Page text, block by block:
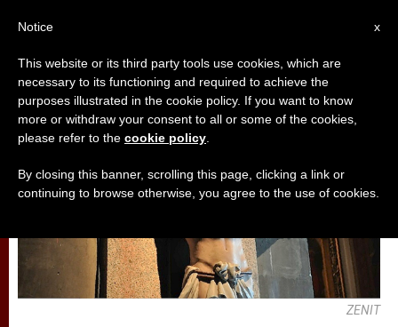
تأمّلات ,قديسون وطوباويون
ZENIT
x
Notice
This website or its third party tools use cookies, which are
necessary to its functioning and required to achieve the
purposes illustrated in the cookie policy. If you want to know
more or withdraw your consent to all or some of the cookies,
please refer to the cookie policy
By closing this banner, scrolling this page, clicking a link or
continuing to browse otherwise, you agree to the use of cookies.